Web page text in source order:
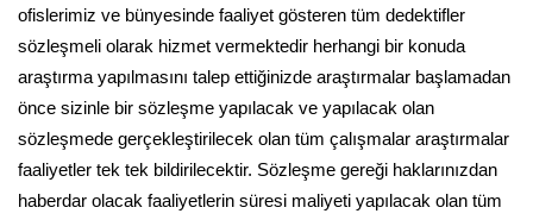
ofislerimiz ve bünyesinde faaliyet gösteren tüm dedektifler
sözleşmeli olarak hizmet vermektedir herhangi bir konuda
araştırma yapılmasını talep ettiğinizde araştırmalar başlamadan
önce sizinle bir sözleşme yapılacak ve yapılacak olan
sözleşmede gerçekleştirilecek olan tüm çalışmalar araştırmalar
faaliyetler tek tek bildirilecektir. Sözleşme gereği haklarınızdan
haberdar olacak faaliyetlerin süresi maliyeti yapılacak olan tüm